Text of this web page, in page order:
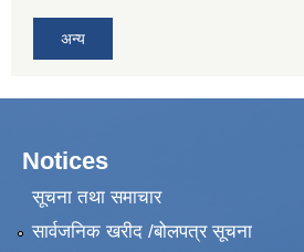
अन्य
Notices
सूचना तथा समाचार
सार्वजनिक खरीद /बोलपत्र सूचना